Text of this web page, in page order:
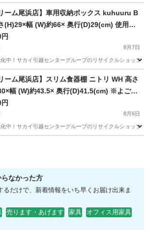
家具 ドリーム
リーム尾浜店】車用収納ボックス kuhuuru B
(H)29×幅 (W)約66× 奥行(D)29(cm) 使用感
8月7日
化中！サカイ引越センターグループのリサイクルショッ
ドリーム
ーム尾浜店】スリム食器棚 ニトリ WH 高さ
幅 (W)約43.5× 奥行(D)41.5(cm) ※よご
ガレあり
8月6日
化中！サカイ引越センターグループのリサイクルショッ
なかった方
るだけで、新着情報をいち早くお届け出来ま
売ります・あげます 家具
オフィス用家具